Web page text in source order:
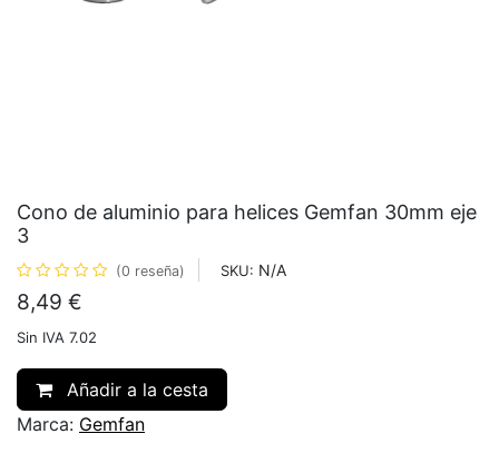
Cono de aluminio para helices Gemfan 30mm eje
3
(0 reseña) SKU: N/A
8,49 €
Sin IVA 7.02
Añadir a la cesta
Marca: Gemfan